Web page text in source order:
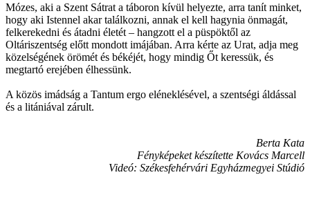
Mózes, aki a Szent Sátrat a táboron kívül helyezte, arra tanít minket,
hogy aki Istennel akar találkozni, annak el kell hagynia önmagát,
felkerekedni és átadni életét – hangzott el a püspöktől az
Oltáriszentség előtt mondott imájában. Arra kérte az Urat, adja meg
közelségének örömét és békéjét, hogy mindig Őt keressük, és
megtartó erejében élhessünk.
A közös imádság a Tantum ergo eléneklésével, a szentségi áldással
és a litániával zárult.
Berta Kata
Fényképeket készítette Kovács Marcell
Videó: Székesfehérvári Egyházmegyei Stúdió